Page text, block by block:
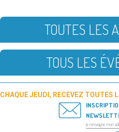
TOUTES LES
TOUS LES
CHAQUE JEUDI, RECEVEZ TOUTES